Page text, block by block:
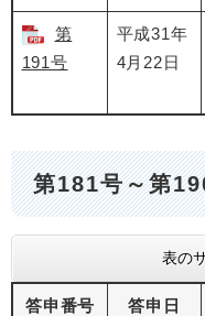
第
191号
平成31年
4月22日
第181号～第
表の
答申番号 答申日